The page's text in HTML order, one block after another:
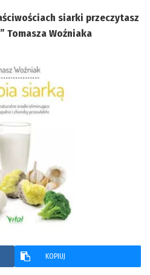
siarki przeczytasz
Tomasza Woźniaka
KOPIUJ